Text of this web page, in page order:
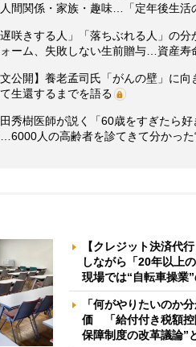
間関係・家族・趣味…「定年後生活
遅咲きする人」「落ちぶれる人」の
ーム、失敗しない生前贈与…資産寿
文公開】養老孟司氏「がんの壁」に
生還するまでを語る
田秀樹医師が説く「60歳をすぎたら
人の高齢者を診てきて分かった
【クレジット決済代
しながら「20年以上
現場では“自転車操業
「何がやりたいのか
価 「給付付き税額控
保障制度の改革議論”